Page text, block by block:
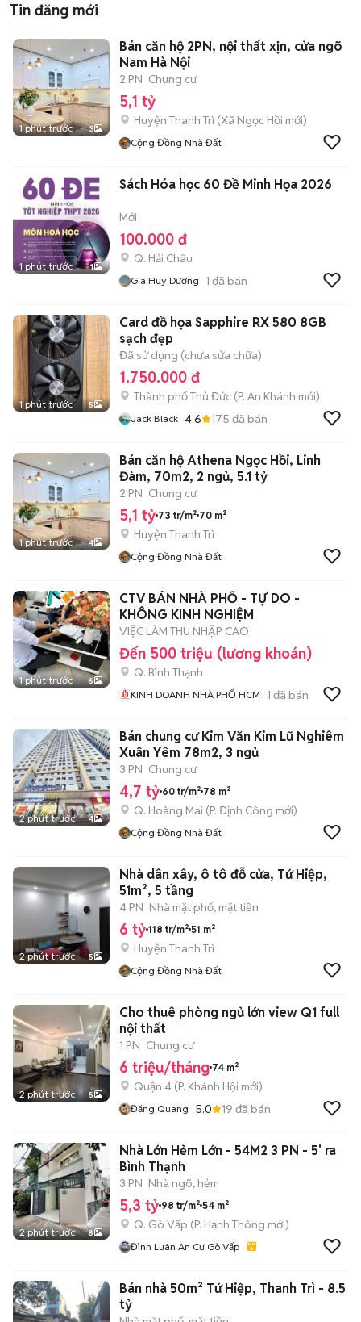
Tin đăng mới
1 phút trước 3
Bán căn hộ 2PN, nội thất xịn, cửa ngõ
Nam Hà Nội
2 PN Chung cư
5,1 tỷ
Huyện Thanh Trì (Xã Ngọc Hồi mới)
Cộng Đồng Nhà Đất
1 phút trước 1
Sách Hóa học 60 Đề Minh Họa 2026
Mới
100.000 đ
Q. Hải Châu
Gia Huy Dương 1 đã bán
1 phút trước 5
Card đồ họa Sapphire RX 580 8GB
sạch đẹp
Đã sử dụng (chưa sửa chữa)
1.750.000 đ
Thành phố Thủ Đức (P. An Khánh mới)
Jack Black 4.6 175 đã bán
1 phút trước 4
Bán căn hộ Athena Ngọc Hồi, Linh
Đàm, 70m2, 2 ngủ, 5.1 tỷ
2 PN Chung cư
5,1 tỷ 73 tr/m² 70 m²
Huyện Thanh Trì
Cộng Đồng Nhà Đất
1 phút trước 6
CTV BÁN NHÀ PHỐ - TỰ DO -
KHÔNG KINH NGHIỆM
VIỆC LÀM THU NHẬP CAO
Đến 500 triệu (lương khoán)
Q. Bình Thạnh
KINH DOANH NHÀ PHỐ HCM 1 đã bán
2 phút trước 4
Bán chung cư Kim Văn Kim Lũ Nghiêm
Xuân Yêm 78m2, 3 ngủ
3 PN Chung cư
4,7 tỷ 60 tr/m² 78 m²
Q. Hoàng Mai (P. Định Công mới)
Cộng Đồng Nhà Đất
2 phút trước 5
Nhà dân xây, ô tô đỗ cửa, Tứ Hiệp,
51m², 5 tầng
4 PN Nhà mặt phố, mặt tiền
6 tỷ 118 tr/m² 51 m²
Huyện Thanh Trì
Cộng Đồng Nhà Đất
2 phút trước 5
Cho thuê phòng ngủ lớn view Q1 full
nội thất
1 PN Chung cư
6 triệu/tháng 74 m²
Quận 4 (P. Khánh Hội mới)
Đăng Quang 5.0 19 đã bán
2 phút trước 8
Nhà Lớn Hẻm Lớn - 54M2 3 PN - 5' ra
Bình Thạnh
3 PN Nhà ngõ, hẻm
5,3 tỷ 98 tr/m² 54 m²
Q. Gò Vấp (P. Hạnh Thông mới)
Đình Luân An Cư Gò Vấp
Bán nhà 50m² Tứ Hiệp, Thanh Trì - 8.5
tỷ